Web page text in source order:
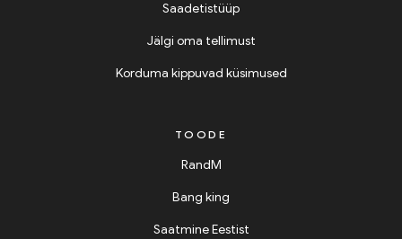
Saadetistüüp
Jälgi oma tellimust
Korduma kippuvad küsimused
TOODE
RandM
Bang king
Saatmine Eestist